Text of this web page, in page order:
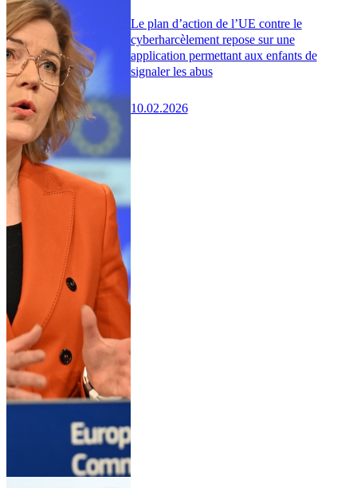
Le plan d’action de l’UE contre le
cyberharcèlement repose sur une
application permettant aux enfants de
signaler les abus
10.02.2026